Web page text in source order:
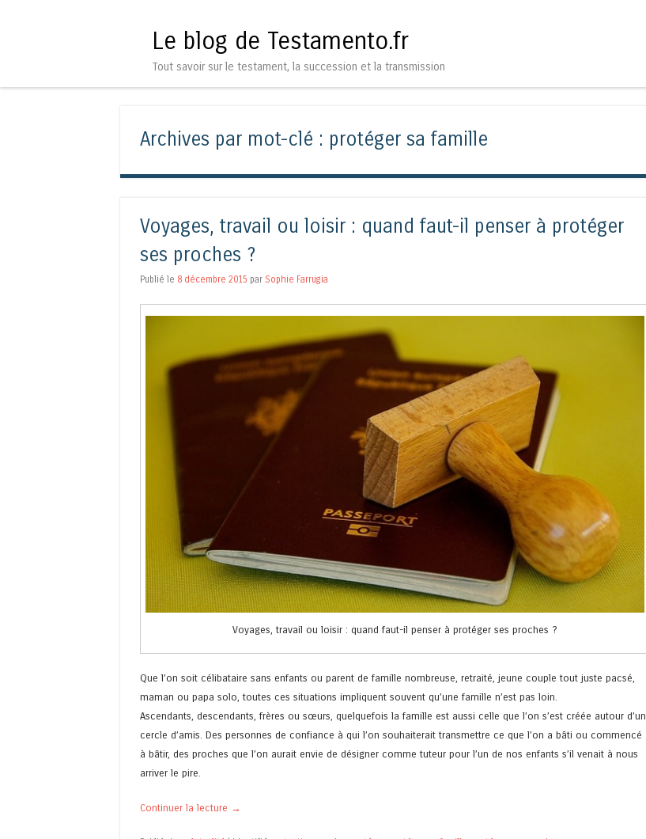
Le blog de Testamento.fr
Tout savoir sur le testament, la succession et la transmission
Archives par mot-clé : protéger sa famille
Voyages, travail ou loisir : quand faut-il penser à protéger
ses proches ?
Publié le 8 décembre 2015 par Sophie Farrugia
Voyages, travail ou loisir : quand faut-il penser à protéger ses proches ?
Que l’on soit célibataire sans enfants ou parent de famille nombreuse, retraité, jeune couple tout juste pacsé,
maman ou papa solo, toutes ces situations impliquent souvent qu’une famille n’est pas loin.
Ascendants, descendants, frères ou sœurs, quelquefois la famille est aussi celle que l’on s’est créée autour d’un
cercle d’amis. Des personnes de confiance à qui l’on souhaiterait transmettre ce que l’on a bâti ou commencé
à bâtir, des proches que l’on aurait envie de désigner comme tuteur pour l’un de nos enfants s’il venait à nous
arriver le pire.
Continuer la lecture →